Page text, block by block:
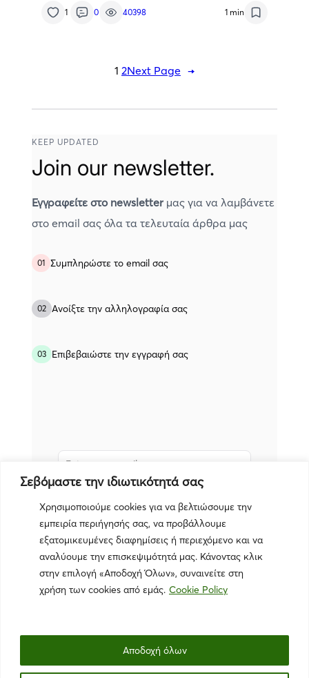
Σεβόμαστε την ιδιωτικότητά σας
Χρησιμοποιούμε cookies για να βελτιώσουμε την
εμπειρία περιήγησής σας, να προβάλλουμε
εξατομικευμένες διαφημίσεις ή περιεχόμενο και να
αναλύουμε την επισκεψιμότητά μας. Κάνοντας κλικ
στην επιλογή «Αποδοχή Όλων», συναινείτε στη
χρήση των cookies από εμάς. Cookie Policy
Αποδοχή όλων
1 0 40398 1 min
1 2Next Page →
KEEP UPDATED
Join our newsletter.
Εγγραφείτε στο newsletter μας για να λαμβάνετε
στο email σας όλα τα τελευταία άρθρα μας
01 Συμπληρώστε το email σας
02 Ανοίξτε την αλληλογραφία σας
03 Eπιβεβαιώστε την εγγραφή σας
Subscribe
Πολιτική Απορρήτου|Όροι Χρήσης|Πολιτική Cookies